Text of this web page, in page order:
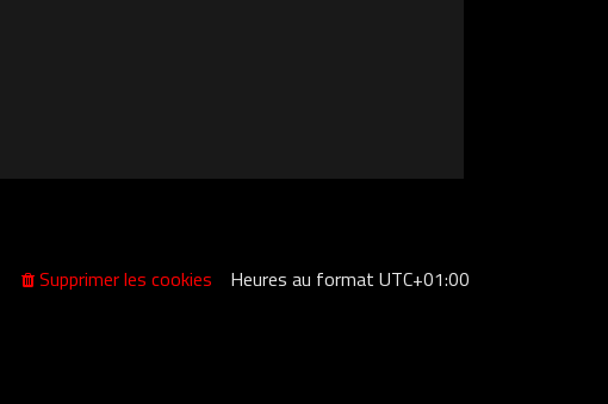
Heures au formatUTC+01:00
Supprimer les cookies